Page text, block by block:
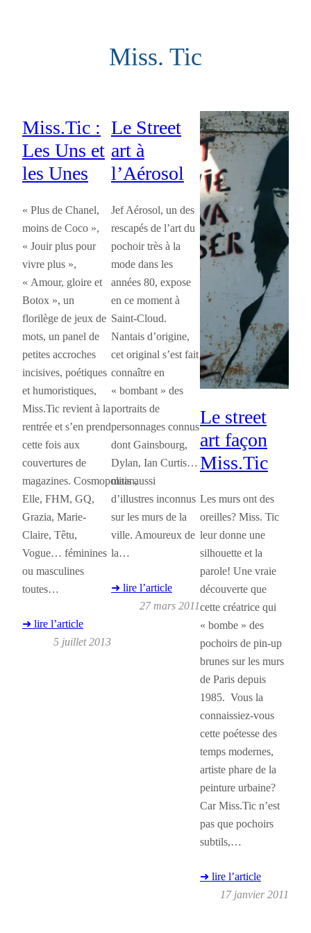
Miss. Tic
Miss.Tic :
Les Uns et
les Unes
« Plus de Chanel,
moins de Coco »,
« Jouir plus pour
vivre plus »,
« Amour, gloire et
Botox », un
florilège de jeux de
mots, un panel de
petites accroches
incisives, poétiques
et humoristiques,
Miss.Tic revient à la
rentrée et s’en prend
cette fois aux
couvertures de
magazines. Cosmopolitan,
Elle, FHM, GQ,
Grazia, Marie-
Claire, Têtu,
Vogue… féminines
ou masculines
toutes…
➜ lire l’article
5 juillet 2013
Le Street
art à
l’Aérosol
Jef Aérosol, un des
rescapés de l’art du
pochoir très à la
mode dans les
années 80, expose
en ce moment à
Saint-Cloud.
Nantais d’origine,
cet original s’est fait
connaître en
« bombant » des
portraits de
personnages connus
dont Gainsbourg,
Dylan, Ian Curtis…
mais aussi
d’illustres inconnus
sur les murs de la
ville. Amoureux de
la…
➜ lire l’article
27 mars 2011
Le street
art façon
Miss.Tic
Les murs ont des
oreilles? Miss. Tic
leur donne une
silhouette et la
parole! Une vraie
découverte que
cette créatrice qui
« bombe » des
pochoirs de pin-up
brunes sur les murs
de Paris depuis
1985. Vous la
connaissiez-vous
cette poétesse des
temps modernes,
artiste phare de la
peinture urbaine?
Car Miss.Tic n’est
pas que pochoirs
subtils,…
➜ lire l’article
17 janvier 2011